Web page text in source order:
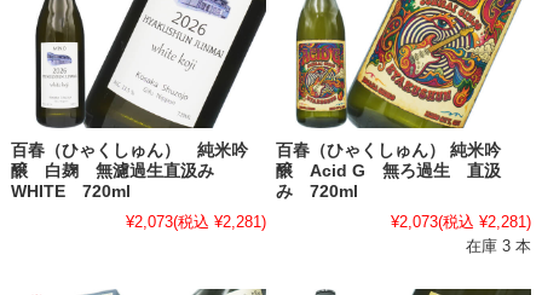
百春（ひゃくしゅん） 純米吟
醸 白麹 無濾過生直汲み
WHITE 720ml
¥2,073(税込 ¥2,281)
百春（ひゃくしゅん） 純米吟
醸 Acid G 無ろ過生 直汲
み 720ml
¥2,073(税込 ¥2,281)
在庫 3 本